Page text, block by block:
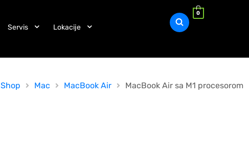
Servis Lokacije
0
Shop Mac MacBook Air MacBook Air sa M1 procesorom